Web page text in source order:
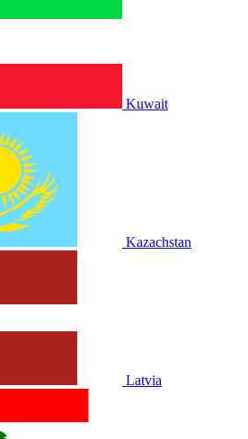
Kuwait
Kazachstan
Latvia